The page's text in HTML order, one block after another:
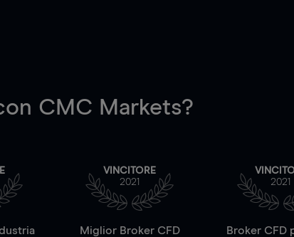
CMC Markets?
VINCITORE
2021
Miglior Broker CFD
2021
Broker CFD